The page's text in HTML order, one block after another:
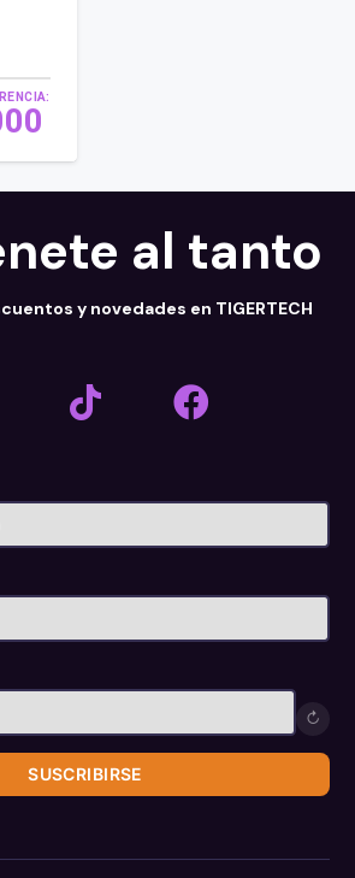
al tanto
y novedades en TIGERTECH
↻
SUSCRIBIRSE